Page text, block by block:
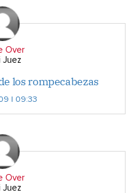
Over
Juez
los rompecabezas
| 09:33
Over
Juez